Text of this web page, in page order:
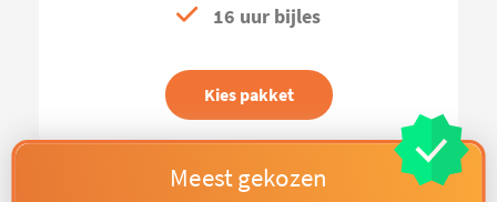
16 uur bijles
Kies pakket